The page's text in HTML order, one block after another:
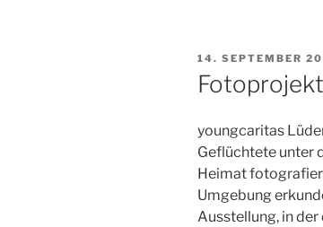
VERÖFFENTLICHT
AM
14. SEPTEMBER
youngcaritas
Geflüchtete unter
Heimat
Umgebung
Ausstellung, in